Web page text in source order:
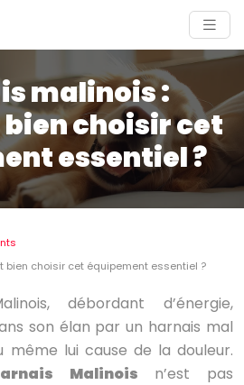
malinois :
choisir cet
essentiel ?
bien choisir cet équipement essentiel ?
débordant d’énergie,
son élan par un harnais mal
même lui cause de la douleur.
Malinois n’est pas